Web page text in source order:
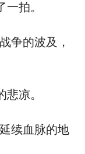
拍。
争的波及，
凉。
续血脉的地